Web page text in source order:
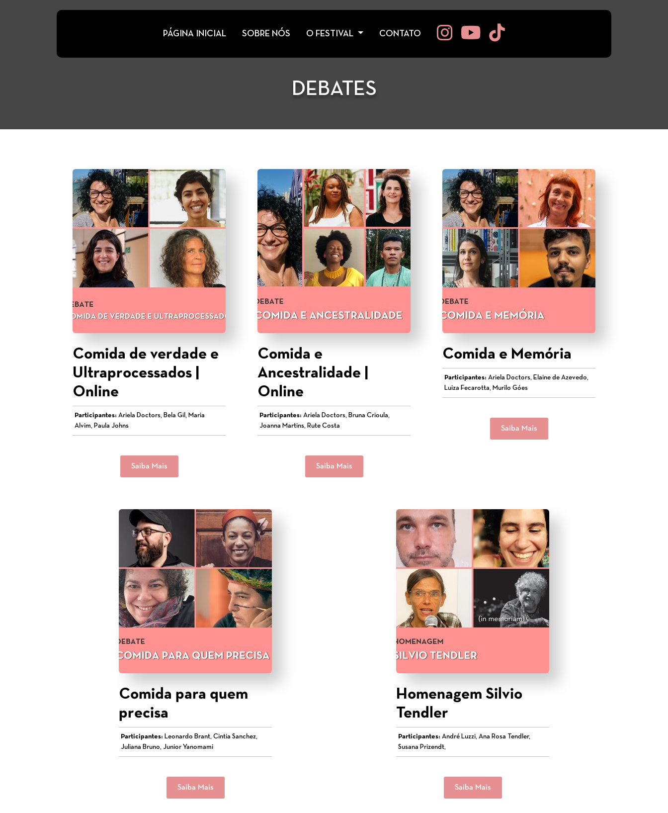
PÁGINA INICIAL SOBRE NÓS O FESTIVAL CONTATO
DEBATES
Comida de verdade e
Ultraprocessados |
Online
Participantes: Ariela Doctors, Bela Gil, Maria
Alvim, Paula Johns
Saiba Mais
Comida e
Ancestralidade |
Online
Participantes: Ariela Doctors, Bruna Crioula,
Joanna Martins, Rute Costa
Saiba Mais
Comida e Memória
Participantes: Ariela Doctors, Elaine de Azevedo,
Luiza Fecarotta, Murilo Góes
Saiba Mais
Comida para quem
precisa
Participantes: Leonardo Brant, Cintia Sanchez,
Juliana Bruno, Junior Yanomami
Saiba Mais
Homenagem Silvio
Tendler
Participantes: André Luzzi, Ana Rosa Tendler,
Susana Prizendt,
Saiba Mais